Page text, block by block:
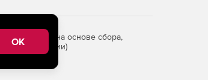
информации на основе сбора,
Федерации)
OK